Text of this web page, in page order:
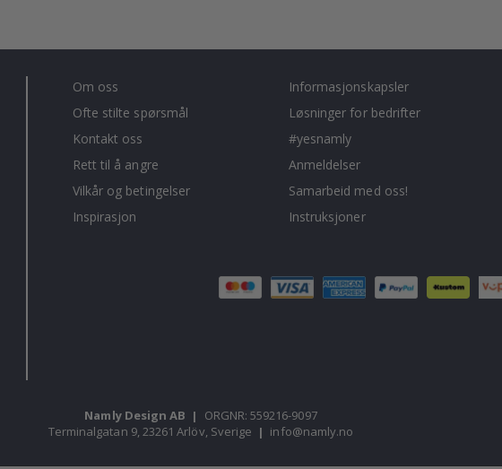
Om oss
Ofte stilte spørsmål
Kontakt oss
Rett til å angre
Vilkår og betingelser
Inspirasjon
Informasjonskapsler
Løsninger for bedrifter
#yesnamly
Anmeldelser
Samarbeid med oss!
Instruksjoner
Namly Design AB |
ORGNR: 559216-9097
Terminalgatan 9, 23261 Arlöv, Sverige | info@namly.no